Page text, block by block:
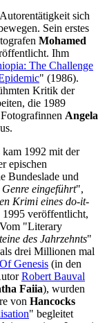
Autorentätigkeit sich
Sein erstes
Mohamed
Ihm
The Challenge
" (1986).
Kritik der
die 1989
Angela
1992 mit der
epischen
Bundeslade und
eingeführt",
Krimi eines do-it-
1995 veröffentlicht,
"Literary
des Jahrzehnts"
drei Millionen mal
Genesis (in den
Robert Bauval
Faiia), wurden
von Hancocks
" begleitet